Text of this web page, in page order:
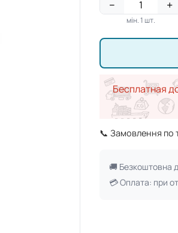
− +
мін. 1 шт.
Бесплатная
📞 Замовлення по
🚚 Безкоштовна
💳 Оплата: при